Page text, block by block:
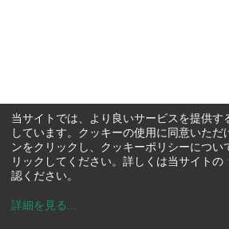
当サイトでは、より良いサービスを提供す
しています。クッキーの使用に同意いただ
ンをクリックし、クッキーポリシーについ
リックしてください。詳しくは当サイトの
認ください。
詳細を見る ...